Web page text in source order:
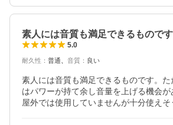
素人には音質も満足できるもので
5.0
耐久性 ： 普通 音質 ： 良い
素人には音質も満足できるものです。
はパワーが持て余し音量を上げる機会
屋外では使用していませんが十分使えそ